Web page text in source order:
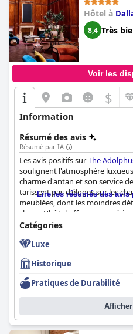
Hôtel à
8,4 Très
Voir les
$
Information
Résumé des avis
Résumé par IA
Les avis positifs surThe
soulignent l'atmosphère
charme d'antan et son service
tarissent pas d'éloges sur les
meublées, dont les moindres
classe. L'hôtel offre une
indulgente, laissant aux clients
recherchez un séjour luxueux à
Collection
Lire les résumés des avis
Catégories
Luxe
Historique
Pratiques de Durabilité